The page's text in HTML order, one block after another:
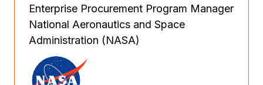
Enterprise Procurement Program Manager
National Aeronautics and Space
Administration (NASA)